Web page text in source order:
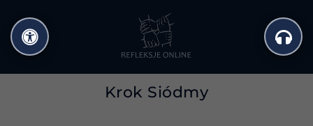
do
treści
Krok Siódmy